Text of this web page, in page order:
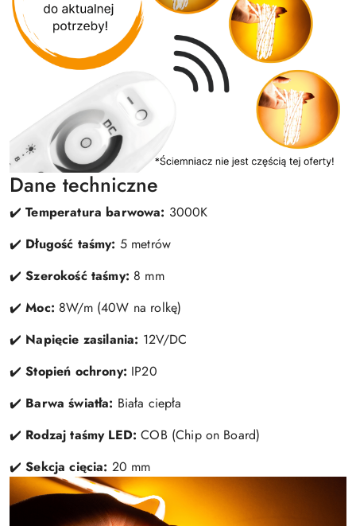
Dane techniczne
✔️Temperatura barwowa: 3000K
✔️ Długość taśmy: 5 metrów
✔️Szerokość taśmy: 8 mm
✔️Moc: 8W/m (40W na rolkę)
✔️ Napięcie zasilania: 12V/DC
✔️Stopień ochrony: IP20
✔️ Barwa światła: Biała ciepła
✔️ Rodzaj taśmy LED: COB (Chip on Board)
✔️Sekcja cięcia: 20 mm